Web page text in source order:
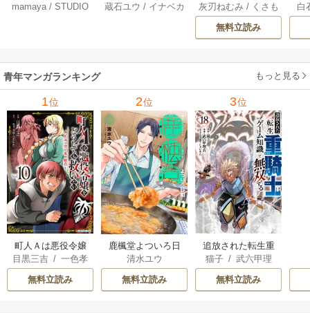
なってくれません
mamaya/STUDIO
3巻
蔵石ユウ / イナベカ
界プレス漫遊記 ～
最強無双のおじさ
んはあらゆる種族
ミック） 6巻
灰刃ねむみ / くさも
ち
無料立読み
ア
（
白
青年マンガランキング もっと見る
1位
町人Ａは悪役令嬢
をどうしても救い
たい ～どぶと空
と氷の姫君～
目黒三吉 /一色孝
太郎/Parum
無料立読み
2位
鹿楓堂よついろ日
和
清水ユウ
無料立読み
3位
追放された転生重
騎士はゲーム知識
で無双する
猫子/ 武六甲理
衣/じゃいあん
無料立読み